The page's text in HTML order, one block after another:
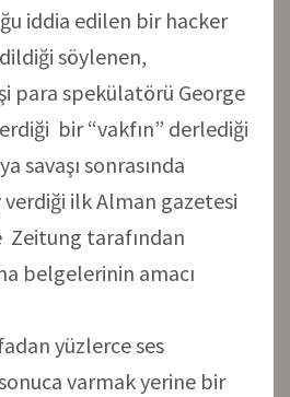
iddia edilen bir hacker
söylenen,
para spekülatörü George
bir “vakfın” derlediği
savaşı sonrasında
verdiği ilk Alman gazetesi
Zeitung tarafından
belgelerinin amacı
yüzlerce ses
varmak yerine bir